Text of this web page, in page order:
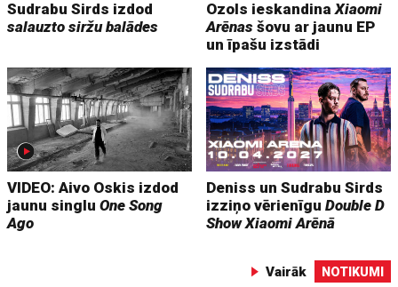
Sudrabu Sirds izdod
salauzto siržu balādes
Ozols ieskandinaXiaomi
Arēnas šovu ar jaunu EP
un īpašu izstādi
VIDEO: Aivo Oskis izdod
jaunu singluOne Song
Ago
Deniss un Sudrabu Sirds
izziņo vērienīguDouble D
Show Xiaomi Arēnā
Vairāk NOTIKUMI